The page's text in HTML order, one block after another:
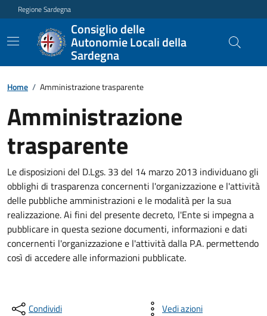
Regione Sardegna
Consiglio delle
Autonomie Locali della
Sardegna
Home / Amministrazione trasparente
Amministrazione
trasparente
Le disposizioni del D.Lgs. 33 del 14 marzo 2013 individuano gli
obblighi di trasparenza concernenti l'organizzazione e l'attività
delle pubbliche amministrazioni e le modalità per la sua
realizzazione. Ai fini del presente decreto, l'Ente si impegna a
pubblicare in questa sezione documenti, informazioni e dati
concernenti l'organizzazione e l'attività dalla P.A. permettendo
così di accedere alle informazioni pubblicate.
Condividi Vedi azioni